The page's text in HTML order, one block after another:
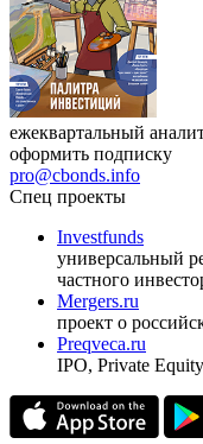
ежеквартальный
оформить подписку
pro@cbonds.info
Спец проекты
Investfunds
универсальный
частного
Mergers.ru
проект о
Preqveca.ru
IPO, Private